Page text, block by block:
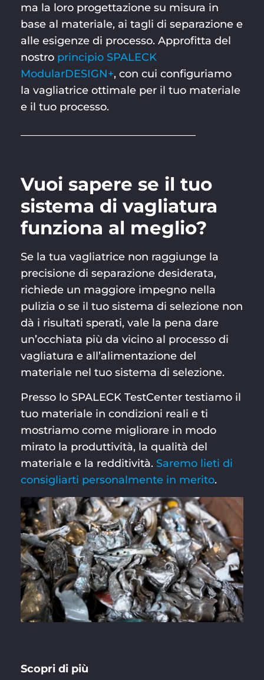
ma la loro progettazione su misura in
base al materiale, ai tagli di separazione e
alle esigenze di processo. Approfitta del
nostro principio SPALECK
ModularDESIGN+, con cui configuriamo
la vagliatrice ottimale per il tuo materiale
e il tuo processo.
Vuoi sapere se il tuo
sistema di vagliatura
funziona al meglio?
Se la tua vagliatrice non raggiunge la
precisione di separazione desiderata,
richiede un maggiore impegno nella
pulizia o se il tuo sistema di selezione non
dà i risultati sperati, vale la pena dare
un’occhiata più da vicino al processo di
vagliatura e all’alimentazione del
materiale nel tuo sistema di selezione.
Presso lo SPALECK TestCenter testiamo il
tuo materiale in condizioni reali e ti
mostriamo come migliorare in modo
mirato la produttività, la qualità del
materiale e la redditività. Saremo lieti di
consigliarti personalmente in merito.
Scopri di più